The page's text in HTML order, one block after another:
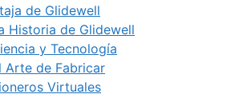
de Glidewell
Historia de Glidewell
y Tecnología
Arte de Fabricar
Virtuales